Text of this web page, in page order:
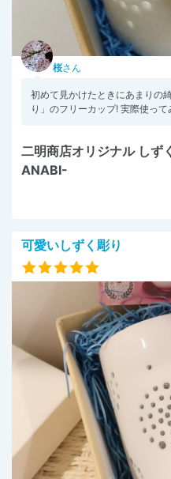
桜さん
初めて見かけたときにあまりの
り」のフリーカップ! 実際使って
二明商店オリジナル しず
ANABI-
可愛いしずく彫り